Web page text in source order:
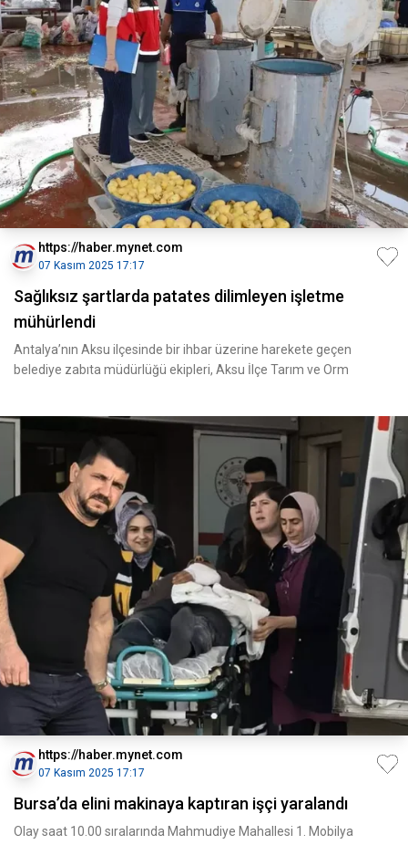
https://haber.mynet.com
07 Kasım 2025 17:17
Sağlıksız şartlarda patates dilimleyen işletme
mühürlendi
Antalya’nın Aksu ilçesinde bir ihbar üzerine harekete geçen
belediye zabıta müdürlüğü ekipleri, Aksu İlçe Tarım ve Orm
https://haber.mynet.com
07 Kasım 2025 17:17
Bursa’da elini makinaya kaptıran işçi yaralandı
Olay saat 10.00 sıralarında Mahmudiye Mahallesi 1. Mobilya